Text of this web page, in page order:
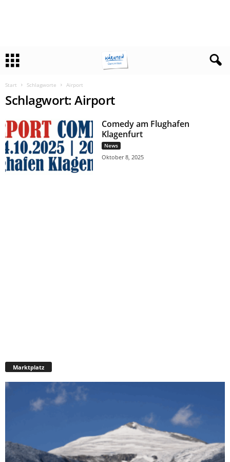
Start Schlagworte Airport
Schlagwort: Airport
Comedy am Flughafen
Klagenfurt
News
Oktober 8, 2025
Marktplatz